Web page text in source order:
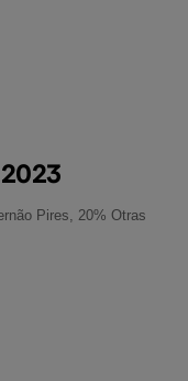
Pires, 20% Otras